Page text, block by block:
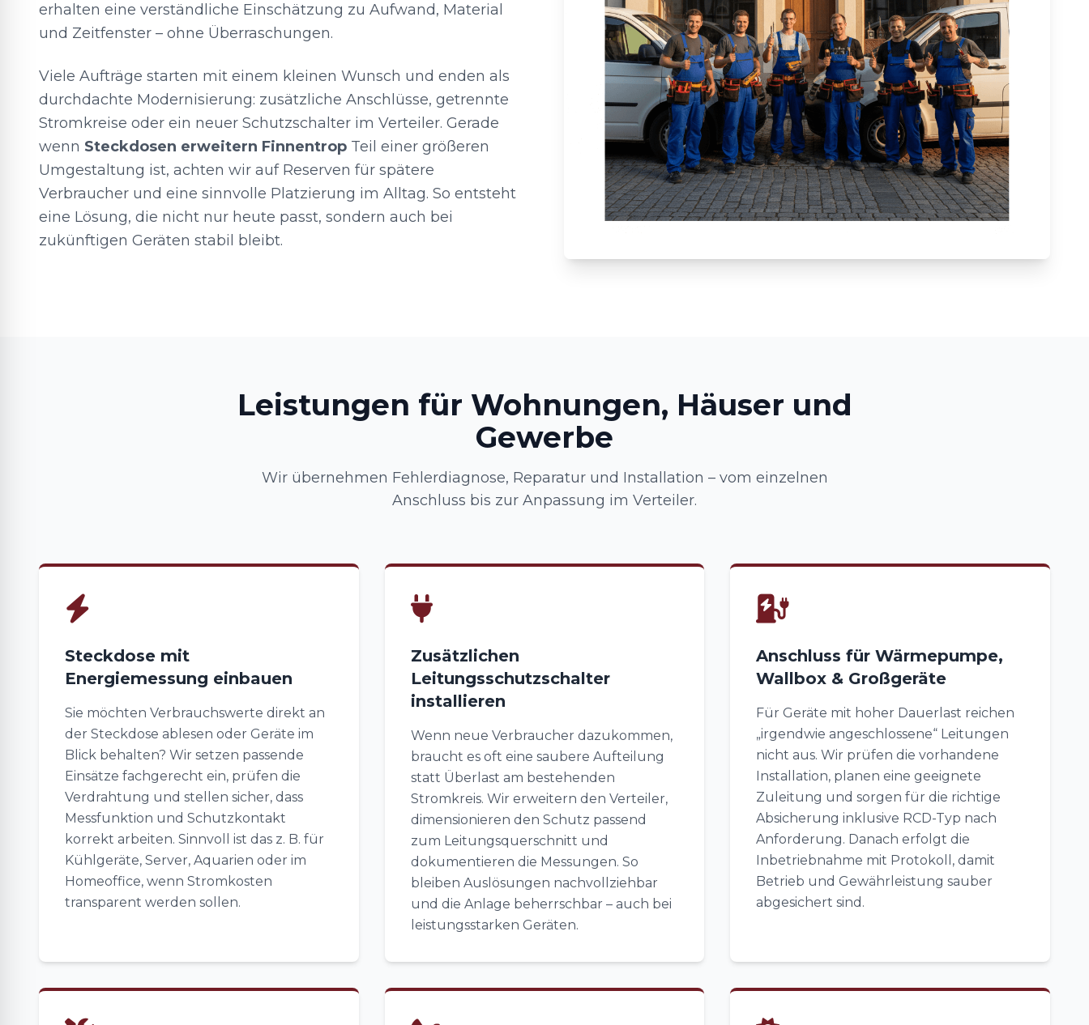
erhalten eine verständliche Einschätzung zu Aufwand, Material
und Zeitfenster – ohne Überraschungen.
Viele Aufträge starten mit einem kleinen Wunsch und enden als
durchdachte Modernisierung: zusätzliche Anschlüsse, getrennte
Stromkreise oder ein neuer Schutzschalter im Verteiler. Gerade
wenn Steckdosen erweitern Finnentrop Teil einer größeren
Umgestaltung ist, achten wir auf Reserven für spätere
Verbraucher und eine sinnvolle Platzierung im Alltag. So entsteht
eine Lösung, die nicht nur heute passt, sondern auch bei
zukünftigen Geräten stabil bleibt.
Leistungen für Wohnungen, Häuser und
Gewerbe
Wir übernehmen Fehlerdiagnose, Reparatur und Installation – vom einzelnen
Anschluss bis zur Anpassung im Verteiler.
Steckdose mit
Energiemessung einbauen
Sie möchten Verbrauchswerte direkt an
der Steckdose ablesen oder Geräte im
Blick behalten? Wir setzen passende
Einsätze fachgerecht ein, prüfen die
Verdrahtung und stellen sicher, dass
Messfunktion und Schutzkontakt
korrekt arbeiten. Sinnvoll ist das z. B. für
Kühlgeräte, Server, Aquarien oder im
Homeoffice, wenn Stromkosten
transparent werden sollen.
Zusätzlichen
Leitungsschutzschalter
installieren
Wenn neue Verbraucher dazukommen,
braucht es oft eine saubere Aufteilung
statt Überlast am bestehenden
Stromkreis. Wir erweitern den Verteiler,
dimensionieren den Schutz passend
zum Leitungsquerschnitt und
dokumentieren die Messungen. So
bleiben Auslösungen nachvollziehbar
und die Anlage beherrschbar – auch bei
leistungsstarken Geräten.
Anschluss für Wärmepumpe,
Wallbox & Großgeräte
Für Geräte mit hoher Dauerlast reichen
„irgendwie angeschlossene“ Leitungen
nicht aus. Wir prüfen die vorhandene
Installation, planen eine geeignete
Zuleitung und sorgen für die richtige
Absicherung inklusive RCD-Typ nach
Anforderung. Danach erfolgt die
Inbetriebnahme mit Protokoll, damit
Betrieb und Gewährleistung sauber
abgesichert sind.